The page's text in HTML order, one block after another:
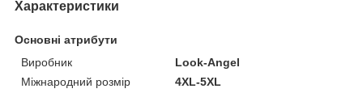
Характеристики
Основні атрибути
Виробник
Look-Angel
Міжнародний розмір
4XL-5XL